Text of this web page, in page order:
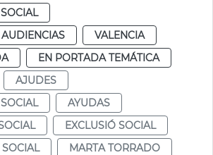
VALENCIA
EN PORTADA TEMÁTICA
AJUDES
AYUDAS
EXCLUSIÓ SOCIAL
MARTA TORRADO